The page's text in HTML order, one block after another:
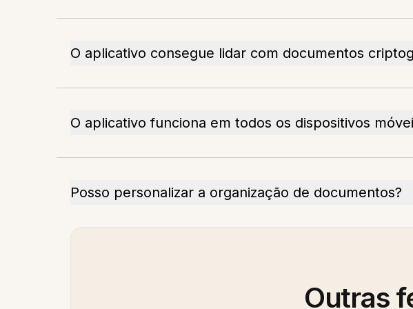
O aplicativo consegue lidar com documentos
O aplicativo funciona em todos os dispositivos
Posso personalizar a organização de documentos?
Outras